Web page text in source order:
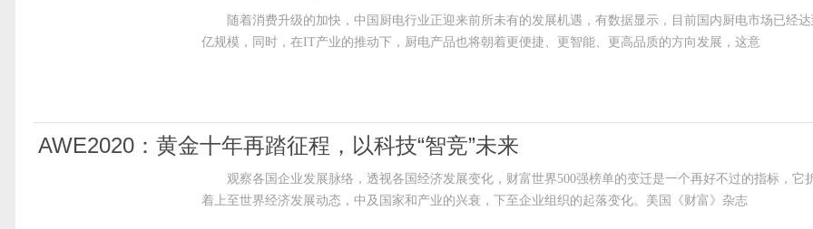
随着消费升级的加快，中国厨电行业正迎来前所未有的发展机遇，有数据显示，目前国内厨电市场已经达
亿规模，同时，在IT产业的推动下，厨电产品也将朝着更便捷、更智能、更高品质的方向发展，这意
AWE2020：黄金十年再踏征程，以科技“智竞”未来
观察各国企业发展脉络，透视各国经济发展变化，财富世界500强榜单的变迁是一个再好不过的指标，它
着上至世界经济发展动态，中及国家和产业的兴衰，下至企业组织的起落变化。美国《财富》杂志